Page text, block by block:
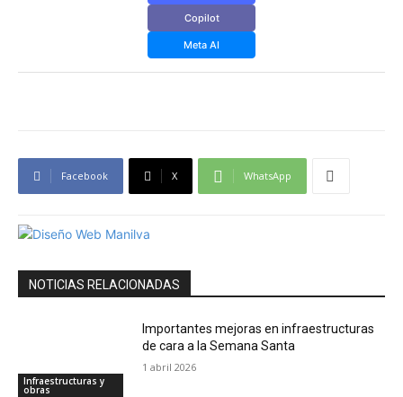
Copilot
Meta AI
Facebook X WhatsApp
NOTICIAS RELACIONADAS
Infraestructuras y
obras
Importantes mejoras en infraestructuras
de cara a la Semana Santa
1 abril 2026